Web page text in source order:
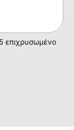
επιχρυσωμένο